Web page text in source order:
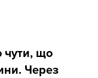
чути, що
Через